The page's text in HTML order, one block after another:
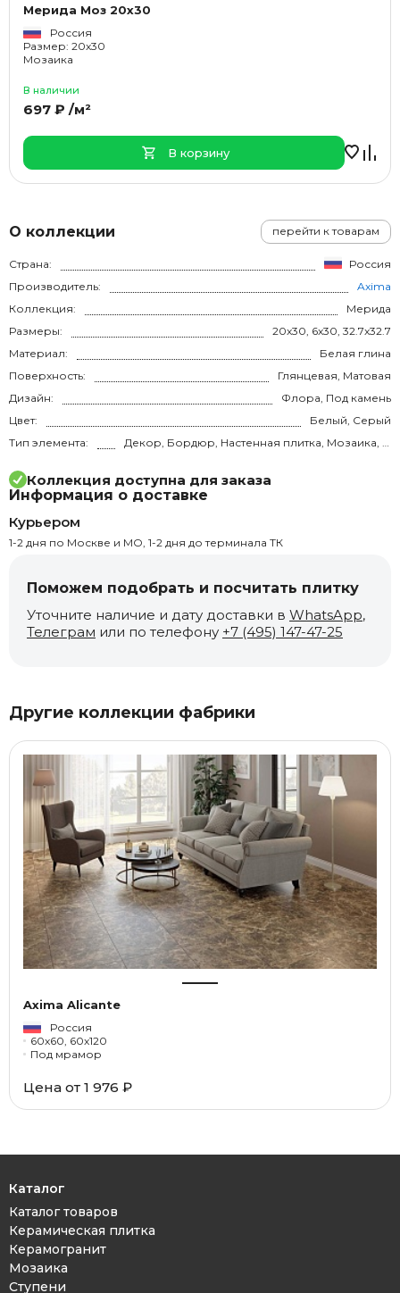
О коллекции перейти к товарам
Страна:
Россия
Производитель:
Axima
Коллекция:
Мерида
Размеры:
20x30, 6x30, 32.7x32.7
Материал:
Белая глина
Поверхность:
Глянцевая, Матовая
Дизайн:
Флора, Под камень
Цвет:
Белый, Серый
Тип элемента:
Декор, Бордюр, Настенная плитка, Мозаика, Напольная плитка
Коллекция доступна для заказа
Информация о доставке
Курьером
1-2 дня по Москве и МО, 1-2 дня до терминала ТК
Поможем подобрать и посчитать плитку
Уточните наличие и дату доставки в WhatsApp,
Телеграм или по телефону +7 (495) 147-47-25
Мерида Моз 20x30
Россия
Размер: 20x30
Мозаика
В наличии
697 ₽ /м²
В корзину
Другие коллекции фабрики
Axima Alicante
Россия
60x60, 60x120
Под мрамор
Цена от 1 976 ₽
Каталог
Каталог товаров
Керамическая плитка
Керамогранит
Мозаика
Ступени